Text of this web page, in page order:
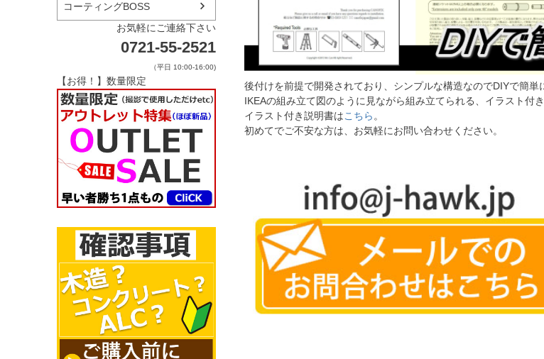
コーティングBOSS
お気軽にご連絡下さい
0721-55-2521
（平日 10:00-16:00)
【お得！】数量限定
後付けを前提で開発されており、シンプルな構造なのでDIYで簡単
IKEAの組み立て図のように見ながら組み立てられる、イラスト付
イラスト付き説明書はこちら 。
初めてでご不安な方は、お気軽にお問い合わせください。